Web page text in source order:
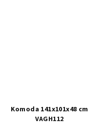
Komoda 141x101x48 cm
VAGH112